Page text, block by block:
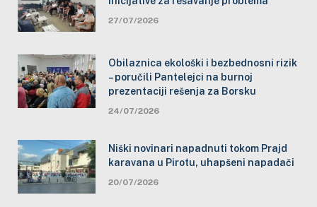
27/07/2026
Obilaznica ekološki i bezbednosni rizik
– poručili Pantelejci na burnoj
prezentaciji rešenja za Borsku
24/07/2026
Niški novinari napadnuti tokom Prajd
karavana u Pirotu, uhapšeni napadači
20/07/2026